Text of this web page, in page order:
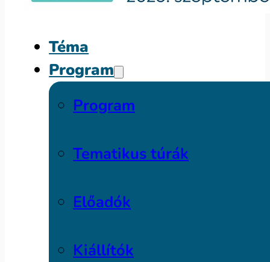
Téma
Program
Program
Tematikus túrák
Előadók
Kiállítók